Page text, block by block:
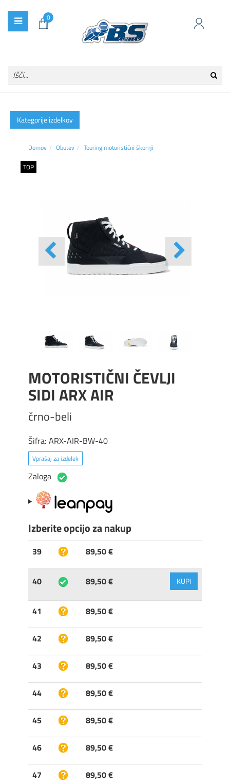
0
Kategorije izdelkov
Domov Obutev
Touring motoristični škornji
TOP
MOTORISTIČNI ČEVLJI
SIDI ARX AIR
črno-beli
Šifra: ARX-AIR-BW-40
Vprašaj za izdelek
Zaloga
Izberite opcijo za nakup
39 89,50 €
40 89,50 € KUPI
41 89,50 €
42 89,50 €
43 89,50 €
44 89,50 €
45 89,50 €
46 89,50 €
47 89,50 €